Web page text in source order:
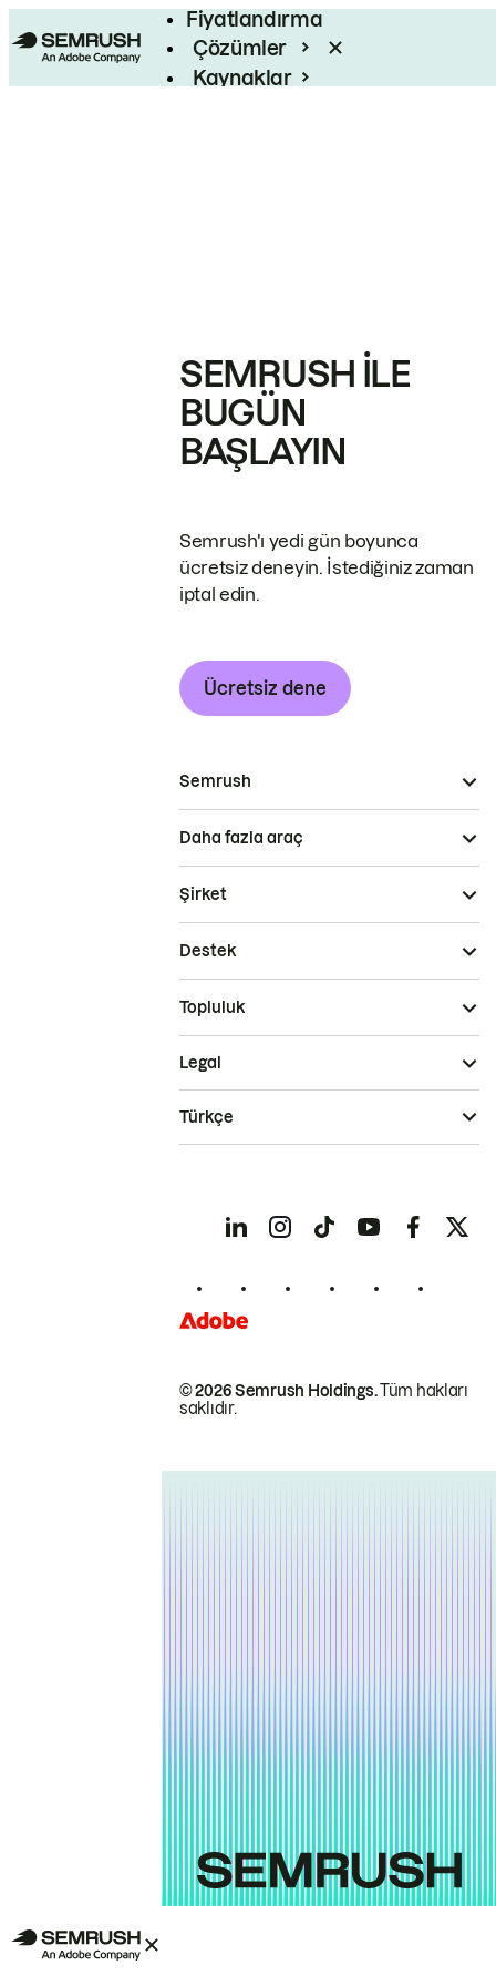
Fiyatlandırma
Çözümler
Kaynaklar
SEMRUSH ILE
BUGÜN
BAŞLAYIN
Semrush'ı yedi gün boyunca
ücretsiz deneyin. İstediğiniz zaman
iptal edin.
Ücretsiz dene
Semrush
Daha fazla araç
Şirket
Destek
Topluluk
© 2026 Semrush Holdings.Tüm hakları
saklıdır.
Legal
Türkçe